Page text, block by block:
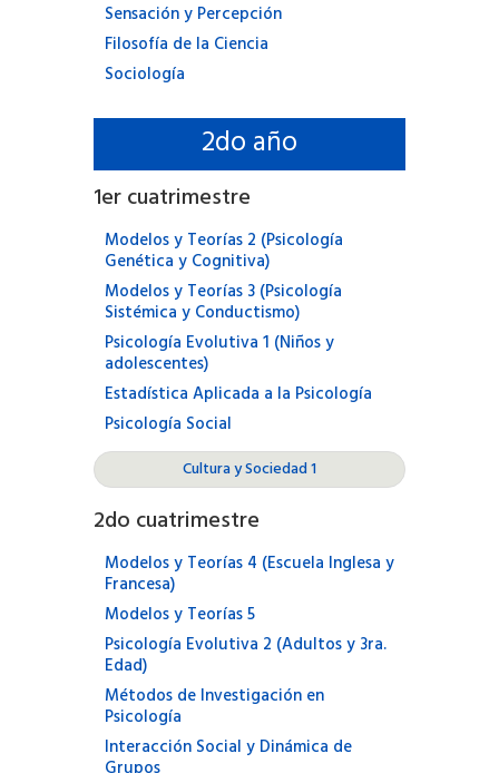
Sensación y Percepción
Filosofía de la Ciencia
Sociología
2do año
1er cuatrimestre
Modelos y Teorías 2 (Psicología
Genética y Cognitiva)
Modelos y Teorías 3 (Psicología
Sistémica y Conductismo)
Psicología Evolutiva 1 (Niños y
adolescentes)
Estadística Aplicada a la Psicología
Psicología Social
Cultura y Sociedad 1
2do cuatrimestre
Modelos y Teorías 4 (Escuela Inglesa y
Francesa)
Modelos y Teorías 5
Psicología Evolutiva 2 (Adultos y 3ra.
Edad)
Métodos de Investigación en
Psicología
Interacción Social y Dinámica de